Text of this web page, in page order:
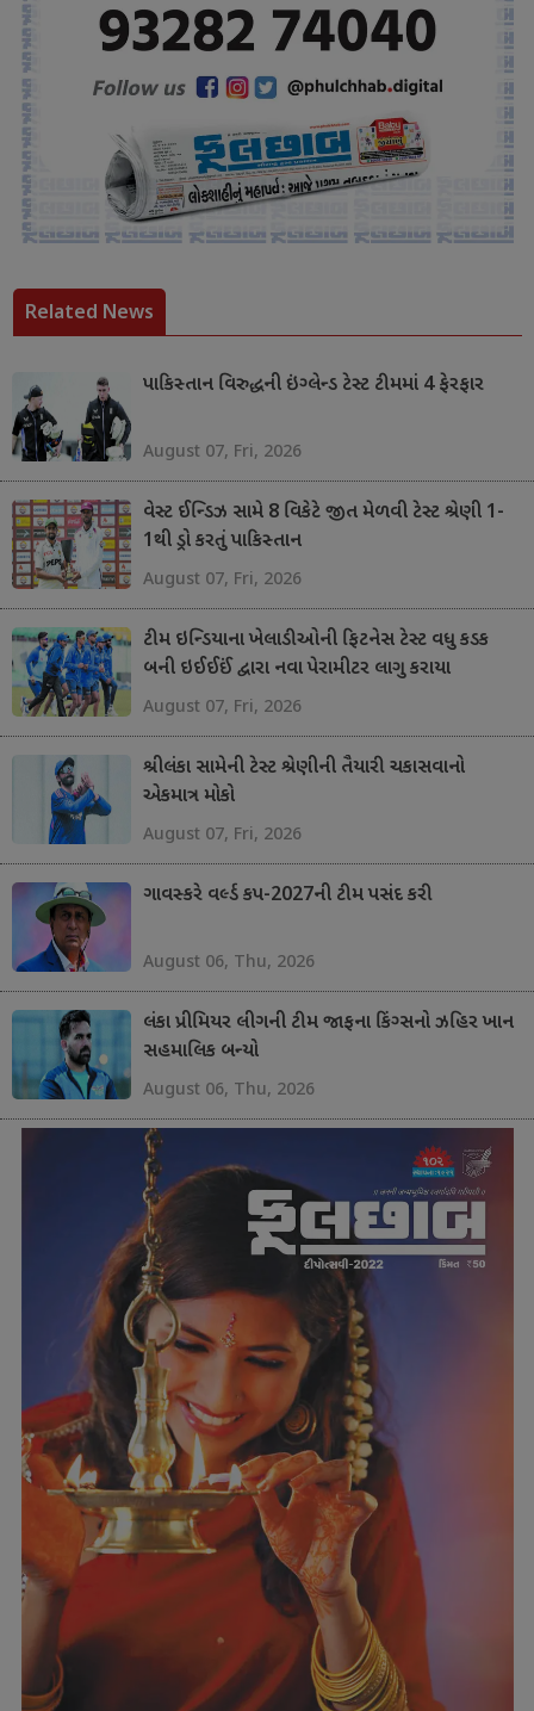
Related News
પાકિસ્તાન વિરુદ્ધની ઇંગ્લેન્ડ ટેસ્ટ ટીમમાં 4 ફેરફાર
August 07, Fri, 2026
વેસ્ટ ઈન્ડિઝ સામે 8 વિકેટે જીત મેળવી ટેસ્ટ શ્રેણી 1-
1થી ડ્રો કરતું પાકિસ્તાન
August 07, Fri, 2026
ટીમ ઇન્ડિયાના ખેલાડીઓની ફિટનેસ ટેસ્ટ વધુ કડક
બની ઇઈઈઈં દ્વારા નવા પેરામીટર લાગુ કરાયા
August 07, Fri, 2026
શ્રીલંકા સામેની ટેસ્ટ શ્રેણીની તૈયારી ચકાસવાનો
એકમાત્ર મોકો
August 07, Fri, 2026
ગાવસ્કરે વર્લ્ડ કપ-2027ની ટીમ પસંદ કરી
August 06, Thu, 2026
લંકા પ્રીમિયર લીગની ટીમ જાફના કિંગ્સનો ઝહિર ખાન
સહમાલિક બન્યો
August 06, Thu, 2026